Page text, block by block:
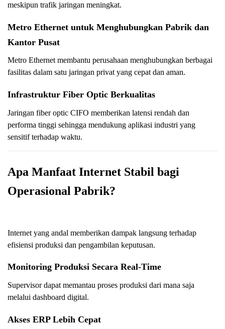
meskipun trafik jaringan meningkat.
Metro Ethernet untuk Menghubungkan Pabrik dan
Kantor Pusat
Metro Ethernet membantu perusahaan menghubungkan berbagai
fasilitas dalam satu jaringan privat yang cepat dan aman.
Infrastruktur Fiber Optic Berkualitas
Jaringan fiber optic CIFO memberikan latensi rendah dan
performa tinggi sehingga mendukung aplikasi industri yang
sensitif terhadap waktu.
Apa Manfaat Internet Stabil bagi
Operasional Pabrik?
Internet yang andal memberikan dampak langsung terhadap
efisiensi produksi dan pengambilan keputusan.
Monitoring Produksi Secara Real-Time
Supervisor dapat memantau proses produksi dari mana saja
melalui dashboard digital.
Akses ERP Lebih Cepat